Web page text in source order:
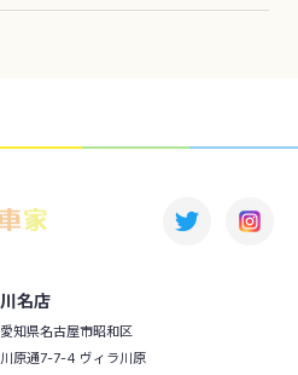
川名店
愛知県名古屋市昭和区
川原通7-7-4 ヴィラ川原